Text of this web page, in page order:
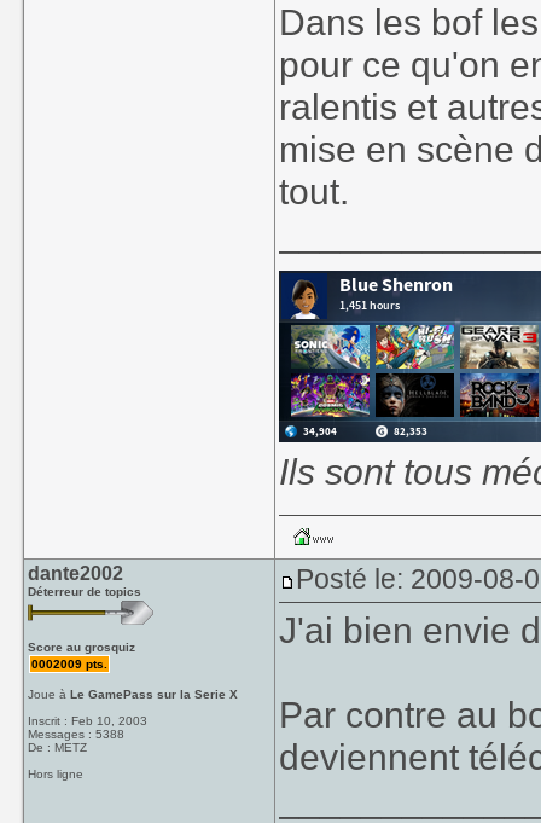
Dans les bof
pour ce qu'on
ralentis et
mise en scène
tout.
Ils sont tous
dante2002
Déterreur de topics
Score au grosquiz
0002009 pts.
Joue àLe GamePass sur la Serie X
Inscrit : Feb 10, 2003
Messages : 5388
De : METZ
Hors ligne
Posté le: 2009-08-
J'ai bien envie
Par contre au
deviennent